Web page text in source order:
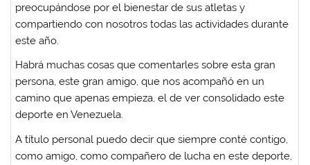
preocupándose por el bienestar de sus atletas y
compartiendo con nosotros todas las actividades durante
este año.
Habrá muchas cosas que comentarles sobre esta gran
persona, este gran amigo, que nos acompañó en un
camino que apenas empieza, el de ver consolidado este
deporte en Venezuela.
A título personal puedo decir que siempre conté contigo,
como amigo, como compañero de lucha en este deporte,